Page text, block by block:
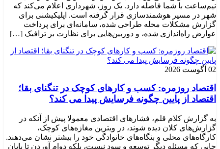
نیم‌ساعت با شما فاصله دارد. یک روز، شهرداری اعلام می‌کند که
شهر در مسیر هوشمندسازی قرار گرفته است. اپلیکیشنی برای
گزارش مشکلات محله طراحی شده، سامانه‌ای برای پرداخت
عوارض راه‌اندازی شده، و دوربین‌هایی برای نظارت بر ترافیک […]
02 آگوست 2026
اقتصاد روزمره: کسب‌ و کارهای کوچک در تنگنای بقا؛
اقتصاد از پایین چگونه فرسایش پیدا می کند؟
به گزارش کلام قلم، فشارهای اقتصادی معمولا پیش از آنکه در
گزارش‌های کلان دیده شوند، در ویترین مغازه‌های کوچک،
کارگاه‌های محلی و بنگاه‌های خانوادگی خود را بیشتر نشان می‌دهند.
جایی که مسئله دیگر توسعه و سود نیست، بلکه دوام آوردن تا پایان